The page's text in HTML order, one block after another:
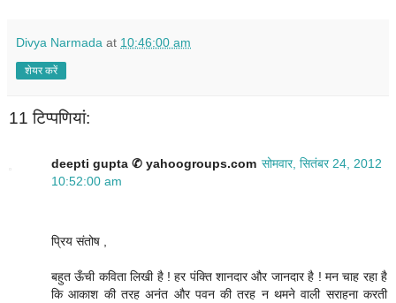
Divya Narmada at 10:46:00 am
शेयर करें
11 टिप्‍पणियां:
deepti gupta ✆ yahoogroups.com सोमवार, सितंबर 24, 2012
10:52:00 am
प्रिय संतोष ,
बहुत ऊँची कविता लिखी है ! हर पंक्ति शानदार और जानदार है ! मन चाह रहा है
कि आकाश की तरह अनंत और पवन की तरह न थमने वाली सराहना करती